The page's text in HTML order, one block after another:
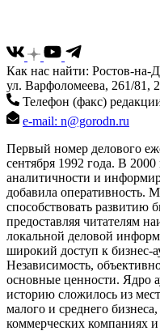
Как нас найти: Ростов-на-
ул. Варфоломеева, 261/81,
Телефон (факс)
e-mail: n@gorodn.ru
Первый номер делового
сентября 1992 года. В
аналитичности и
добавила оперативность.
способствовать развитию
предоставляя читателям
локальной деловой
широкий доступ к бизнес-
Независимость,
основные ценности. Ядро
историю сложилось из
малого и среднего
коммерческих компаниях и